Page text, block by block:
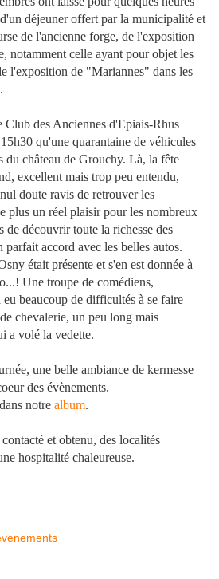
déjeuner offert par la municipalité et
de l'ancienne forge, de l'exposition
notamment celle ayant pour objet les
l'exposition de "Mariannes" dans les
des Anciennes d'Epiais-Rhus
qu'une quarantaine de véhicules
du château de Grouchy. Là, la fête
excellent mais trop peu entendu,
doute ravis de retrouver les
plus un réel plaisir pour les nombreux
de découvrir toute la richesse des
parfait accord avec les belles autos.
était présente et s'en est donnée à
Une troupe de comédiens,
beaucoup de difficultés à se faire
chevalerie, un peu long mais
a volé la vedette.
une belle ambiance de kermesse
des évènements.
notre album.
et obtenu, des localités
hospitalité chaleureuse.